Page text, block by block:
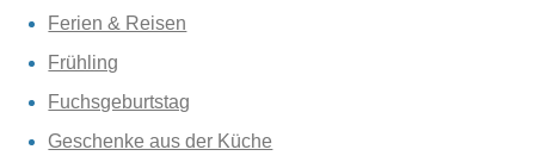
Ferien & Reisen
Frühling
Fuchsgeburtstag
Geschenke aus der Küche